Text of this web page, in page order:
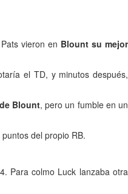
vieron en Blount su mejor
el TD, y minutos después,
Blount, pero un fumble en un
del propio RB.
Para colmo Luck lanzaba otra